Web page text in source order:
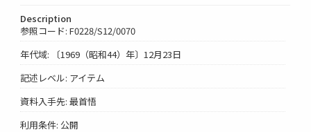
Description
参照コード: F0228/S12/0070
年代域: 〔1969（昭和44）年〕12月23日
記述レベル: アイテム
資料入手先: 最首悟
利用条件: 公開